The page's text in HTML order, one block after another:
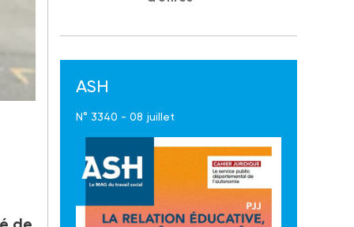
ASH
N° 3340 - 08 juillet